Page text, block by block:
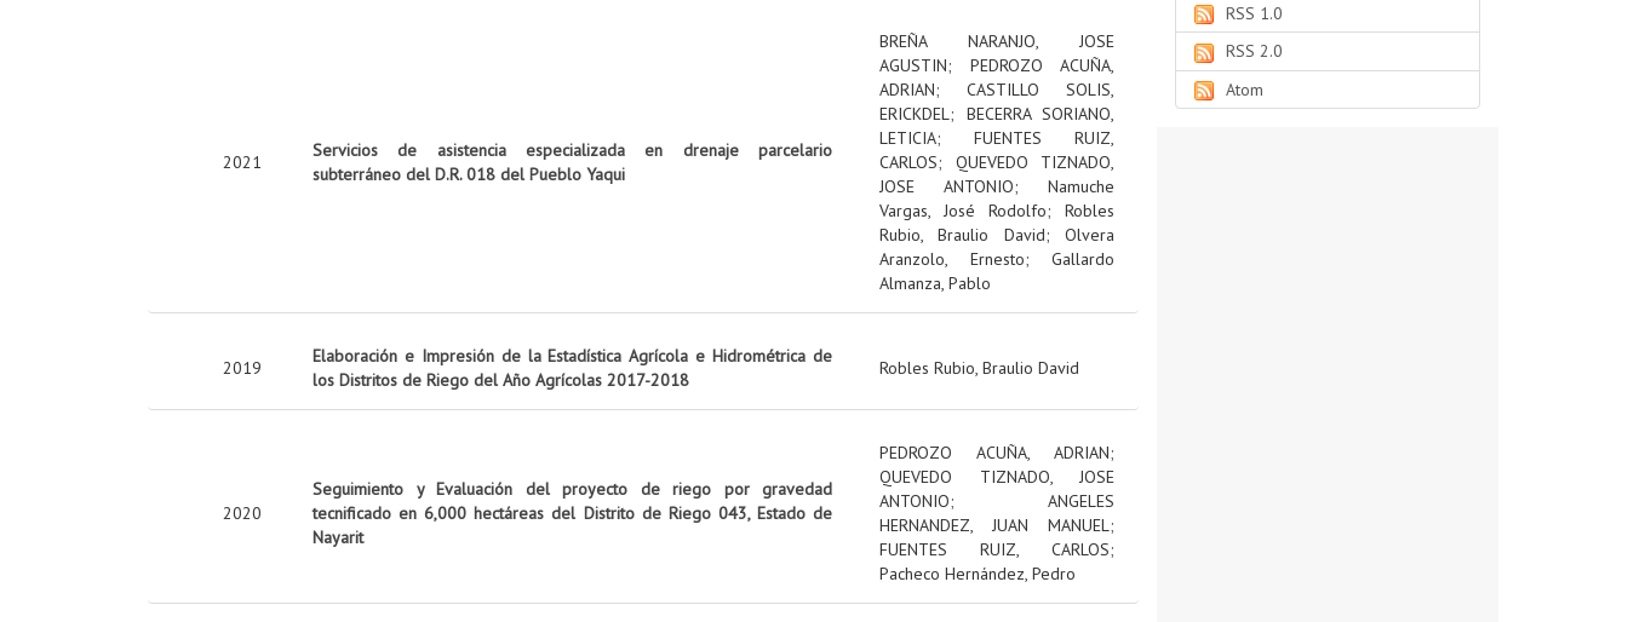
2021
Servicios de asistencia especializada en drenaje parcelario
subterráneo del D.R. 018 del Pueblo Yaqui
BREÑA NARANJO, JOSE
AGUSTIN; PEDROZO ACUÑA,
ADRIAN; CASTILLO SOLIS,
ERICKDEL; BECERRA SORIANO,
LETICIA; FUENTES RUIZ,
CARLOS; QUEVEDO TIZNADO,
JOSE ANTONIO; Namuche
Vargas, José Rodolfo; Robles
Rubio, Braulio David;Olvera
Aranzolo, Ernesto; Gallardo
Almanza, Pablo
2019
Elaboración e Impresión de la Estadística Agrícola e Hidrométrica de
los Distritos de Riego del Año Agrícolas 2017-2018
Robles Rubio, Braulio David
2020
Seguimiento y Evaluación del proyecto de riego por gravedad
tecnificado en 6,000 hectáreas del Distrito de Riego 043, Estado de
Nayarit
PEDROZO ACUÑA, ADRIAN;
QUEVEDO TIZNADO, JOSE
ANTONIO; ANGELES
HERNANDEZ, JUAN MANUEL;
FUENTES RUIZ, CARLOS;
Pacheco Hernández, Pedro
RSS 1.0
RSS 2.0
Atom